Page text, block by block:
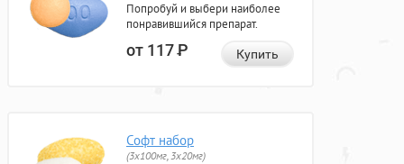
Попробуй и выбери наиболее
понравившийся препарат.
от 117Р Купить
Софт набор
(3x100мг, 3x20мг)